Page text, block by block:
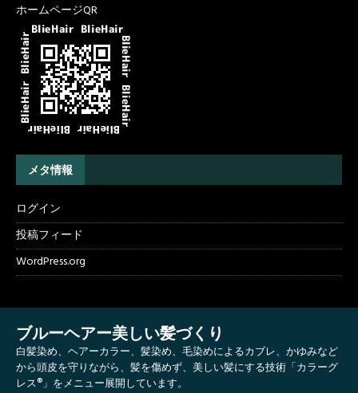
ホームページQR
メタ情報
ログイン
投稿フィード
WordPress.org
ブルーヘアー美しい髪づくり
白髪染め、ヘアーカラー、髪染め、毛染めによるカブレ、かゆみなど
から頭皮を守りながら、髪を傷めず、美しい髪にする技術「カラーグ
レス®」をメニュー展開しています。